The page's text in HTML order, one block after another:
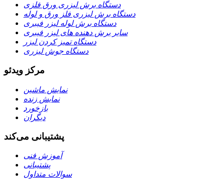
دستگاه برش لیزری ورق فلزی
دستگاه برش لیزری فلز ورق و لوله
دستگاه برش لوله لیزر فیبری
سایر برش دهنده های لیزر فیبری
دستگاه تمیز کردن لیزر
دستگاه جوش لیزری
مرکز ویدئو
نمایش ماشین
نمایش زنده
بازخورد
دیگران
پشتیبانی می‌کند
آموزش فنی
پشتیبانی
سوالات متداول